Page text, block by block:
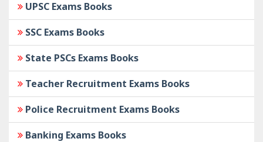
UPSC Exams Books
SSC Exams Books
State PSCs Exams Books
Teacher Recruitment Exams Books
Police Recruitment Exams Books
Banking Exams Books